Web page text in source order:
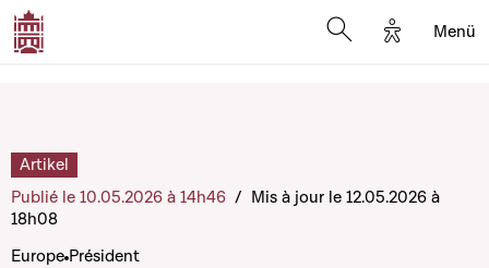
Options
Menü
Europe Président
Artikel
Publié le 10.05.2026 à 14h46 / Mis à jour le 12.05.2026 à
18h08